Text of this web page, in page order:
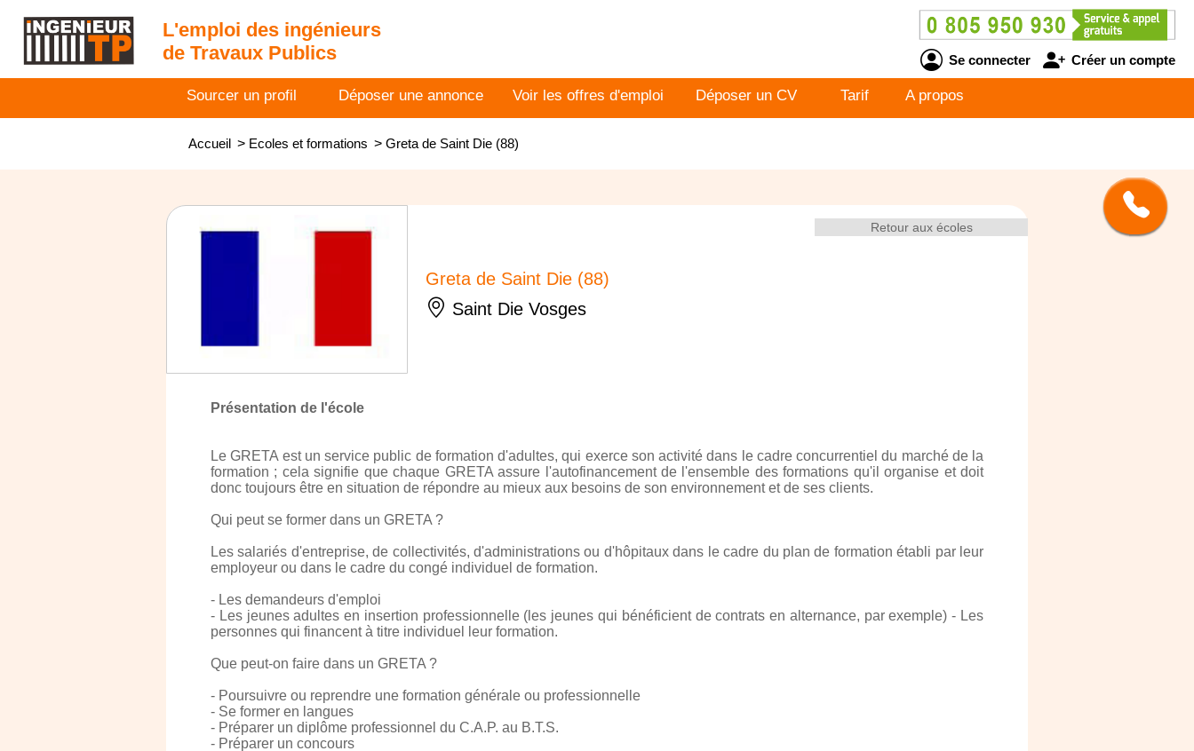
L'emploi des ingénieurs
de Travaux Publics
Se connecter Créer un compte
Sourcer un profil Déposer une annonce Voir les offres d'emploi Déposer un CV Tarif A propos
Accueil > Ecoles et formations > Greta de Saint Die (88)
Retour aux écoles
Greta de Saint Die (88)
Saint Die Vosges
Présentation de l'école
Le GRETA est un service public de formation d'adultes, qui exerce son activité dans le cadre concurrentiel du marché de la
formation ; cela signifie que chaque GRETA assure l'autofinancement de l'ensemble des formations qu'il organise et doit
donc toujours être en situation de répondre au mieux aux besoins de son environnement et de ses clients.
Qui peut se former dans un GRETA ?
Les salariés d'entreprise, de collectivités, d'administrations ou d'hôpitaux dans le cadre du plan de formation établi par leur
employeur ou dans le cadre du congé individuel de formation.
- Les demandeurs d'emploi
- Les jeunes adultes en insertion professionnelle (les jeunes qui bénéficient de contrats en alternance, par exemple) - Les
personnes qui financent à titre individuel leur formation.
Que peut-on faire dans un GRETA ?
- Poursuivre ou reprendre une formation générale ou professionnelle
- Se former en langues
- Préparer un diplôme professionnel du C.A.P. au B.T.S.
- Préparer un concours